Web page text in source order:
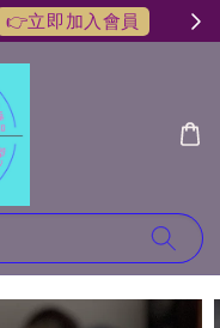
👉立即加入會員